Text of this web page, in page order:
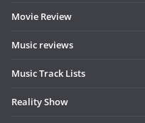
Movie Review
Music reviews
Music Track Lists
Reality Show